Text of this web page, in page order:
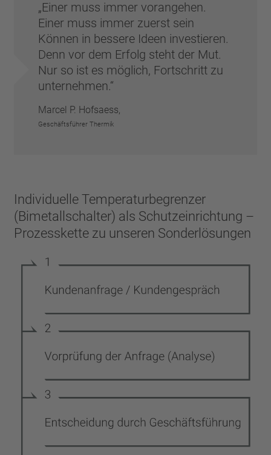
Einer muss immer vorangehen.
Einer muss immer zuerst sein
Können in bessere Ideen investieren.
Denn vor dem Erfolg steht der Mut.
Nur so ist es möglich, Fortschritt zu
unternehmen.
Marcel P. Hofsaess,
Geschäftsführer Thermik
Individuelle Temperaturbegrenzer
(Bimetallschalter) als Schutzeinrichtung –
Prozesskette zu unseren Sonderlösungen